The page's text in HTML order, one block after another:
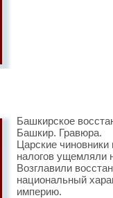
Башкирское
Башкир. Гравюра.
Царские
налогов ущемляли
Возглавили
национальный
империю.